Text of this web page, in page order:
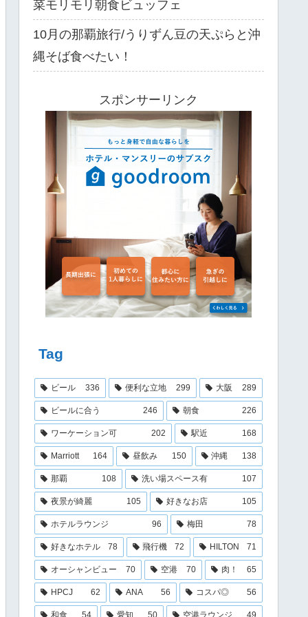
菜モリモリ朝食ビュッフェ
10月の那覇旅行/うりずん豆の天ぷらと沖
縄そば食べたい！
スポンサーリンク
Tag
ビール 336 便利な立地 299 大阪 289
ビールに合う 246 朝食 226
ワーケーション可 202 駅近 168
Marriott 164 昼飲み 150 沖縄 138
那覇 108 洗い場スペース有 107
夜景が綺麗 105 好きなお店 105
ホテルラウンジ 96 梅田 78
好きなホテル 78 飛行機 72 HILTON 71
オーシャンビュー 70 空港 70 肉！ 65
HPCJ 62 ANA 56 コスパ◎ 56
和食 54 愛知 50 空港ラウンジ 49